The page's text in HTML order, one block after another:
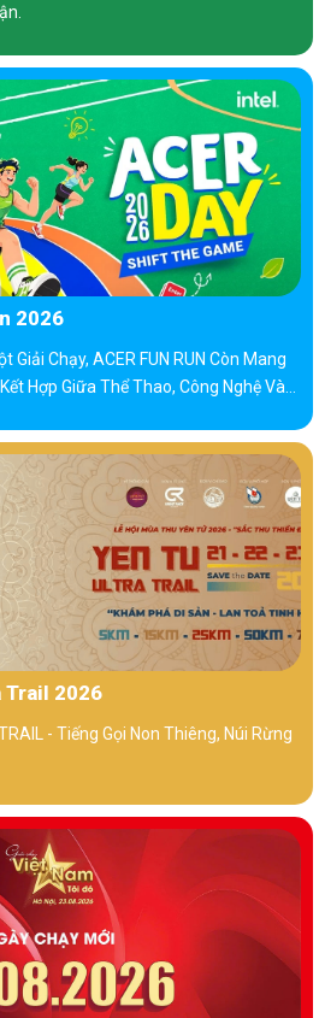
2026
Giải Chạy, ACER FUN RUN Còn Mang
Hợp Giữa Thể Thao, Công Nghệ Và
Trail 2026
- Tiếng Gọi Non Thiêng, Núi Rừng